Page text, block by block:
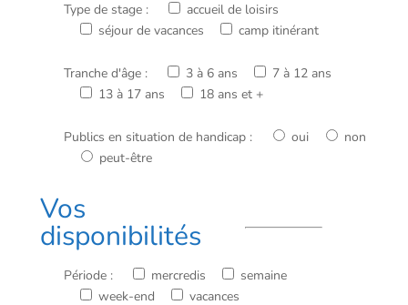
Type de stage :
accueil de loisirs
séjour de vacances
camp itinérant
Tranche d'âge : 3 à 6 ans
7 à 12 ans
13 à 17 ans
18 ans et +
Publics en situation de handicap : oui
non
peut-être
Vos
disponibilités
Période : mercredis
semaine
week-end
vacances